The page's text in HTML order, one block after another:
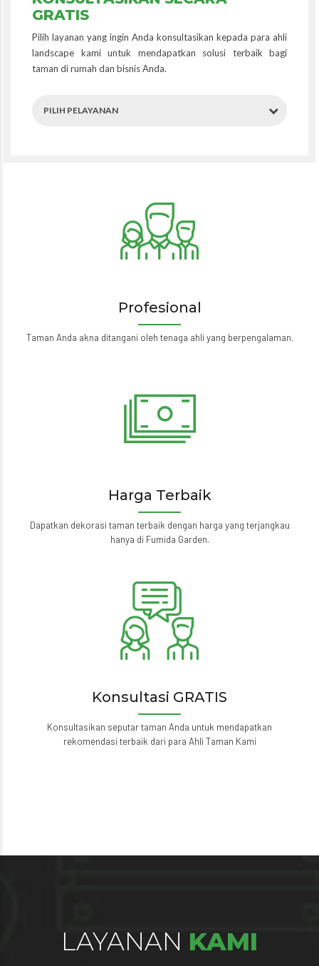
GRATIS
Pilih layanan yang ingin Anda konsultasikan kepada para ahli
landscape kami untuk mendapatkan solusi terbaik bagi
taman di rumah dan bisnis Anda.
PILIH PELAYANAN
Profesional
Taman Anda akna ditangani oleh tenaga ahli yang berpengalaman.
Harga Terbaik
Dapatkan dekorasi taman terbaik dengan harga yang terjangkau
hanya di Fumida Garden.
Konsultasi GRATIS
Konsultasikan seputar taman Anda untuk mendapatkan
rekomendasi terbaik dari para Ahli Taman Kami
LAYANAN KAMI